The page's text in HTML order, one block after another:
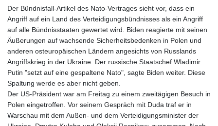
Der Bündnisfall-Artikel des Nato-Vertrages sieht vor, dass ein
Angriff auf ein Land des Verteidigungsbündnisses als ein Angriff
auf alle Bündnisstaaten gewertet wird. Biden reagierte mit seinen
Äußerungen auf wachsende Sicherheitsbedenken in Polen und
anderen osteuropäischen Ländern angesichts von Russlands
Angriffskrieg in der Ukraine. Der russische Staatschef Wladimir
Putin "setzt auf eine gespaltene Nato", sagte Biden weiter. Diese
Spaltung werde es aber nicht geben.
Der US-Präsident war am Freitag zu einem zweitägigen Besuch in
Polen eingetroffen. Vor seinem Gespräch mit Duda traf er in
Warschau mit dem Außen- und dem Verteidigungsminister der